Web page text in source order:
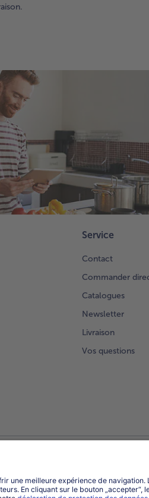
Service
Contact
Commander
Catalogues
Newsletter
Livraison
Vos questions